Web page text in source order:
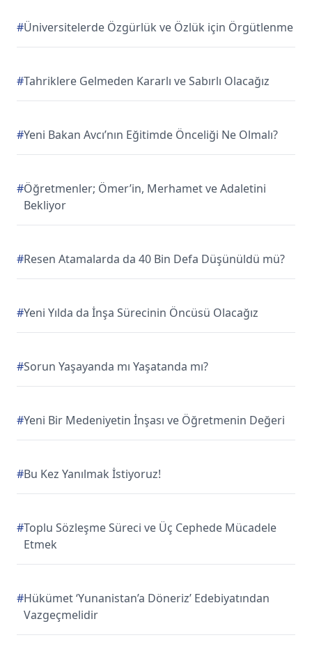
#Üniversitelerde Özgürlük ve Özlük için Örgütlenme
#Tahriklere Gelmeden Kararlı ve Sabırlı Olacağız
#Yeni Bakan Avcı’nın Eğitimde Önceliği Ne Olmalı?
#Öğretmenler; Ömer’in, Merhamet ve Adaletini
Bekliyor
#Resen Atamalarda da 40 Bin Defa Düşünüldü mü?
#Yeni Yılda da İnşa Sürecinin Öncüsü Olacağız
#Sorun Yaşayanda mı Yaşatanda mı?
#Yeni Bir Medeniyetin İnşası ve Öğretmenin Değeri
#Bu Kez Yanılmak İstiyoruz!
#Toplu Sözleşme Süreci ve Üç Cephede Mücadele
Etmek
#Hükümet ‘Yunanistan’a Döneriz’ Edebiyatından
Vazgeçmelidir